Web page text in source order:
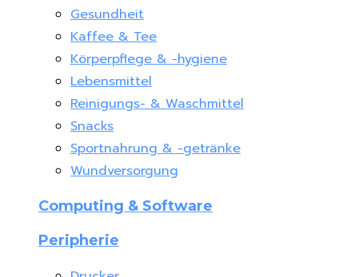
Gesundheit
Kaffee & Tee
Körperpflege & -hygiene
Lebensmittel
Reinigungs- & Waschmittel
Snacks
Sportnahrung & -getränke
Wundversorgung
Computing & Software
Peripherie